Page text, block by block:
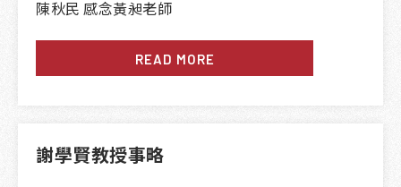
陳秋民 感念黃昶老師
READ MORE
謝學賢教授事略